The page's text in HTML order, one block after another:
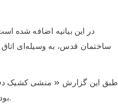
در اين بيانيه اضافه شده
ساختمان قدس، به وسيله‌ای
طبق اين گزارش « منشی کشيک
بوده است «دچار سوختگی» شده و به بيمارستان منتقل شد.